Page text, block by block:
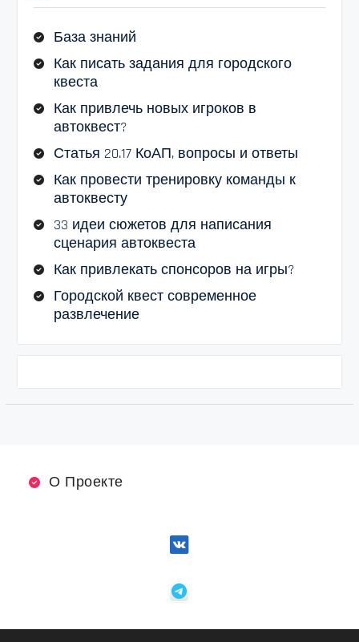
База знаний
Как писать задания для городского
квеста
Как привлечь новых игроков в
автоквест?
Статья 20.17 КоАП, вопросы и ответы
Как провести тренировку команды к
автоквесту
33 идеи сюжетов для написания
сценария автоквеста
Как привлекать спонсоров на игры?
Городской квест современное
развлечение
О Проекте